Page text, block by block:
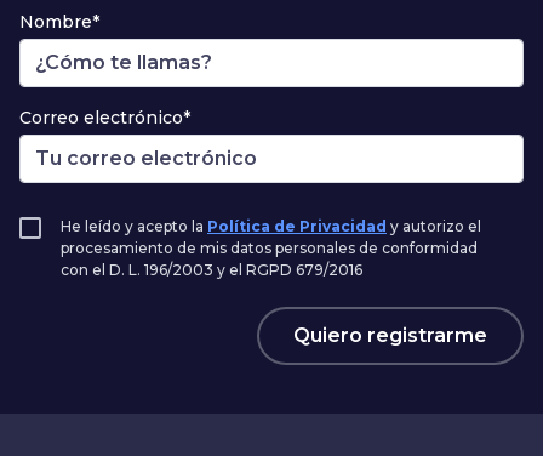
Nombre*
Correo electrónico*
He leído y acepto la Política de Privacidad y autorizo el
procesamiento de mis datos personales de conformidad
con el D. L. 196/2003 y el RGPD 679/2016
Quiero registrarme